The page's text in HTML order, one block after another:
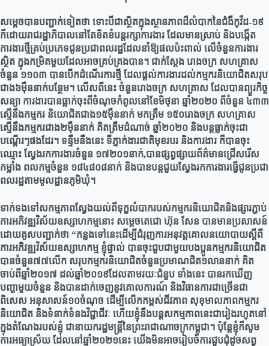
សម្តេចបានបញ្ជាក់ទៀតថា ទោះបីជាស្ថិតក្នុងស្ថានភាពដ៏លំបាកនៃជំងឺកូវីដ-១៩
ក៏ដោយរាជរដ្ឋាភិបាលនៅតែខិតខំបន្តរក្សាការងារ ដែលមានស្រាប់ និងបង្កើត
ការងារថ្មីគ្រប់ប្រភេទជូនប្រជាពលរដ្ឋដែលនាំឱ្យផលប៉ះពាល់ លើចំនួនការងារ
ស្ថិត ក្នុងកម្រិតមួយដែលអាចគ្រប់គ្រងបាន។ ជាក់ស្ដែង រោងចក្រ សហគ្រាស
ចំនួន ១១០៣ បានបើកដំណើរការថ្មី ដែលផ្តល់ការងារដល់កម្មករនិយោជិតសរុប
ជាង៦ម៉ឺននាក់បន្ថែម។ លើសពីនេះ ចំនួនរោងចក្រ សហគ្រាស ដែលបានព្យួរកិច្ច
សន្យា ការងារបានធ្លាក់ចុះពីចំណុចកំពូលនៅខែមិថុនា ឆ្នាំ២០២០ ពីចំនួន ៤៣៣
ស្មើនឹងកម្មករ និយោជិតជាង១៥ម៉ឺននាក់ មកត្រឹម ១៥០រោងចក្រ សហគ្រាស
ស្មើនឹងកម្មករជាង២ម៉ឺននាក់ គិតត្រឹមដំណាច់ ឆ្នាំ២០២០ និងបន្តធ្លាក់ចុះជា
បណ្តើរៗផងដែរ។ ទន្ទឹមនឹងនេះ ទីភ្នាក់ងារជាតិមុខរបរ និងការងារ ក៏បានចុះ
ឈ្មោះ ស្វែងរកការងារចំនួន ១៧២០១នាក់,បានផ្សព្វផ្សាយព័ត៌មានជ្រើសរើស
កម្លាំង ពលកម្មចំនួន ១៨៤៨០៨នាក់ និងបានបន្តជួយស្វែងរកការងារធ្វើជូនប្រជា
ពលរដ្ឋតាមមូលដ្ឋានភូមិឃុំ។
ទាក់ទងទៅសកម្មភាពស្វែងយល់ពីទុក្ខលំបាករបស់កម្មករនិយោជិតនិងផ្សារភ្ជាប់
ការអភិវឌ្ឍវិស័យឧស្សាហកម្មនោះ សម្តេចតេជោ ហ៊ុន សែន បានមានប្រសាសន៍
ដោយគូសបញ្ជាក់ថា “កន្លងទៅនេះដើម្បីជំរុញការអនុវត្តគោលនយោបាយស្តីពី
ការអភិវឌ្ឍវិស័យឧស្សាហកម្ម ខ្ញុំផ្ទាល់ បានចុះជួបជាមួយបងប្អូនកម្មករនិយោជិត
បានចំនួន៧៧លើក សរុបកម្មករនិយោជិតចំនួនប្រមាណជិត១លាននាក់ គិត
ចាប់ពីឆ្នាំ២០១៧ ដល់ឆ្នាំ២០១៩ដែលតាមរយៈជំនួប ទាំងនេះ បានរកឃើញ
បញ្ហាមួយចំនួន និងបានដាក់ចេញនូវគោលការណ៍ និងវិធានការជាច្រើនជា
ពិសេស អនុសាសន៍១០ចំណុច ដើម្បីលើកកម្ពស់ជីវភាព សុខុមាលភាពកម្មករ
និយោជិត និងទំនាក់ទំនងវិជ្ជាជីវៈ ហើយខ្ញុំនឹងបន្តសកម្មភាពនេះជារៀងរហូតនៅ
ក្នុងតំណែងរបស់ខ្ញុំ ជានាយករដ្ឋមន្ត្រីនៃព្រះរាជាណាចក្រកម្ពុជា។ ប៉ុន្តែខ្ញុំក៏សូម
ការអធ្យាស្រ័យ ដែលនៅឆ្នាំ២០២១នេះ យើងមិនអាចរៀបចំការជួបជុំដូចសព្វ